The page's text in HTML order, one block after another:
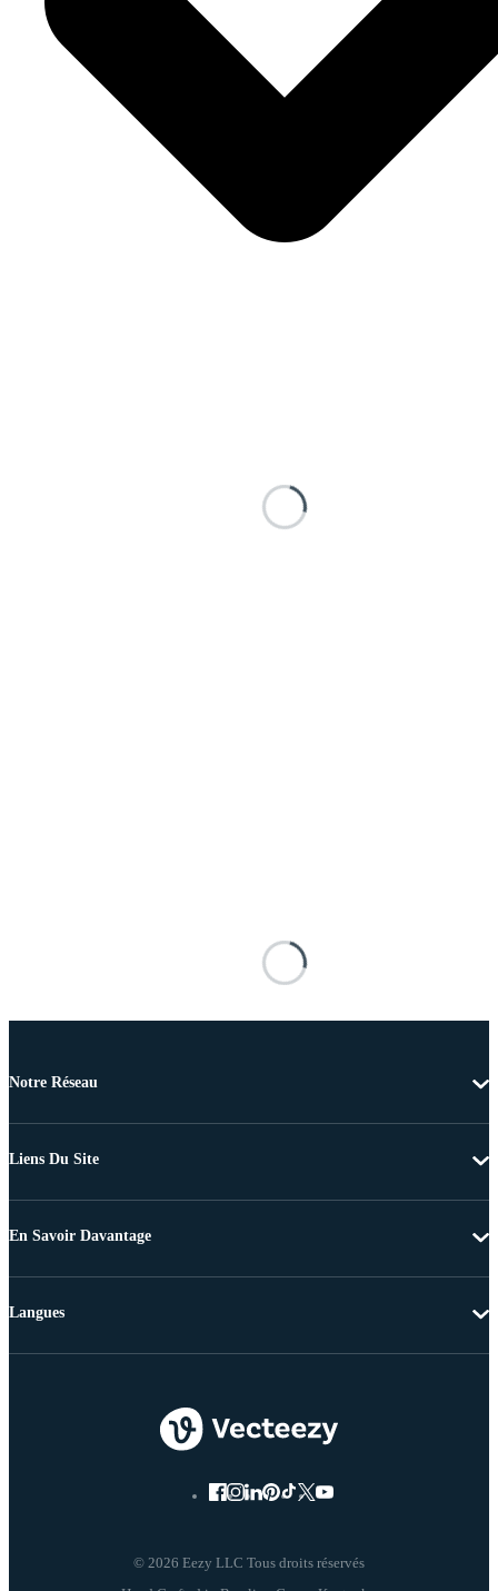
Notre Réseau
Liens Du Site
En Savoir Davantage
© 2026 Eezy LLC Tous droits réservés
Langues